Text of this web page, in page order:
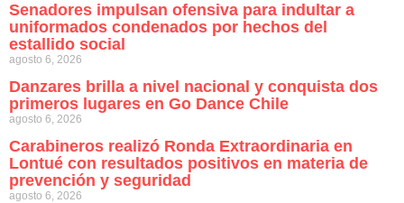
Senadores impulsan ofensiva para indultar a
uniformados condenados por hechos del
estallido social
agosto 6, 2026
Danzares brilla a nivel nacional y conquista dos
primeros lugares en Go Dance Chile
agosto 6, 2026
Carabineros realizó Ronda Extraordinaria en
Lontué con resultados positivos en materia de
prevención y seguridad
agosto 6, 2026